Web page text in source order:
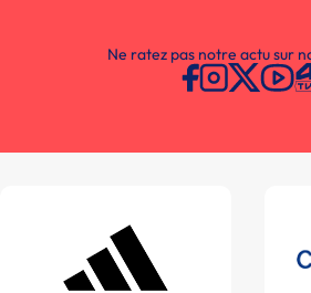
Ne ratez pas notre actu sur